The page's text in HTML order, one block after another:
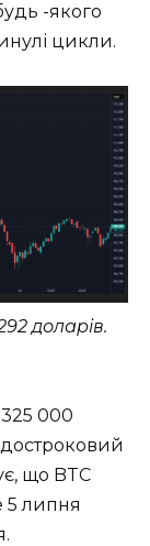
-якого
цикли.
доларів.
000
що BTC
5 липня